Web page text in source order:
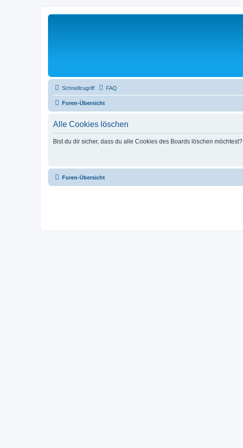
Schnellzugriff FAQ
Foren-Übersicht
Alle Cookies löschen
Bist du dir sicher, dass du alle Cookies des Boards löschen möchtest?
Foren-Übersicht